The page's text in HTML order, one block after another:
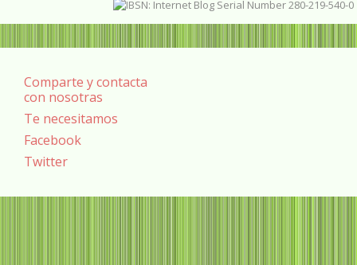
Comparte y contacta
con nosotras
Te necesitamos
Facebook
Twitter